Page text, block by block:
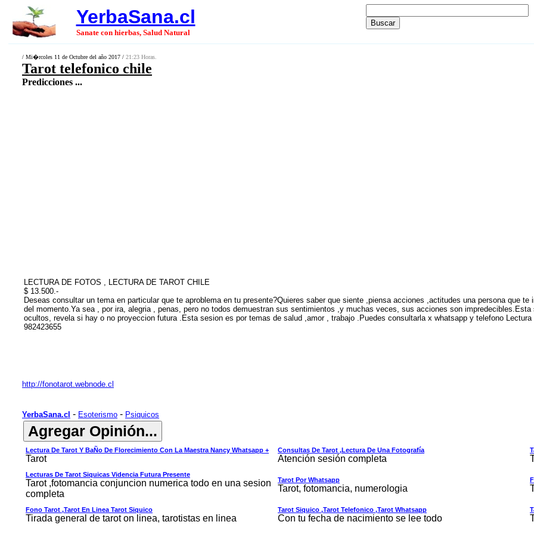
YerbaSana.cl
Sanate con hierbas, Salud Natural
/ Mi�rcoles 11 de Octubre del año 2017 / 21:23 Horas.
Tarot telefonico chile
Predicciones ...
LECTURA DE FOTOS , LECTURA DE TAROT CHILE
$ 13.500.-
Deseas consultar un tema en particular que te aproblema en tu presente?Quieres saber que siente ,piensa acciones ,actitudes una persona que
del momento.Ya sea , por ira, alegria , penas, pero no todos demuestran sus sentimientos ,y muchas veces, sus acciones son
ocultos, revela si hay o no proyeccion futura .Esta sesion es por temas de salud ,amor , trabajo .Puedes consultarla x whatsapp y telefono
982423655
http://fonotarot.webnode.cl
YerbaSana.cl - Esoterismo - Psiquicos
Lectura De Tarot Y BaÑo De Florecimiento Con La Maestra Nancy Whatsapp +
Tarot
Consultas De Tarot ,lectura De Una Fotografía
Atención sesión completa
Lecturas De Tarot Siquicas Videncia Futura Presente
Tarot ,fotomancia conjuncion numerica todo en una sesion
completa
Tarot Por Whatsapp
Tarot, fotomancia, numerologia
Fono Tarot ,tarot En Linea Tarot Siquico
Tirada general de tarot on linea, tarotistas en linea
Tarot Siquico ,tarot Telefonico ,tarot Whatsapp
Con tu fecha de nacimiento se lee todo